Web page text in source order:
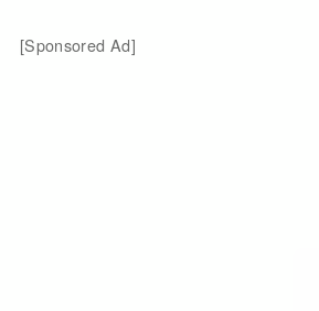
[Sponsored Ad]